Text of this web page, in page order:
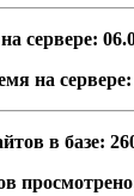
сервере:
на сервере:
в базе: